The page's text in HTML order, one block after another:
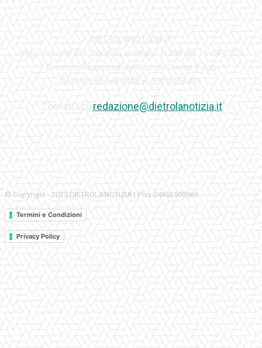
redazione@dietrolanotizia.it
© Copyright - 2025 DIETROLANOTIZIA | P.Iva 04852590969
Termini e Condizioni
Privacy Policy